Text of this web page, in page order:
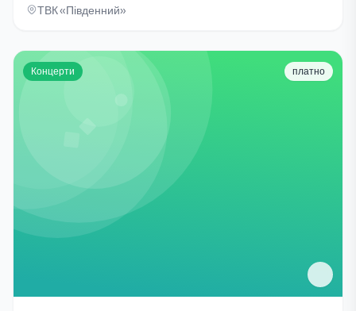
ТВК «Південний»
Концерти платно